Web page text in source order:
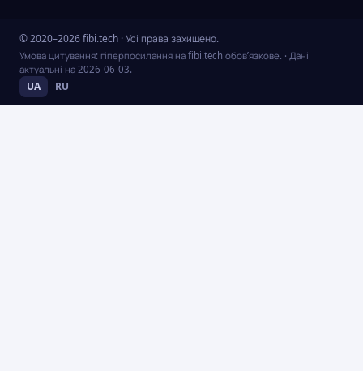
© 2020–2026 fibi.tech · Усі права захищено.
Умова цитування: гіперпосилання на fibi.tech обов’язкове. · Дані
актуальні на 2026-06-03.
UA RU